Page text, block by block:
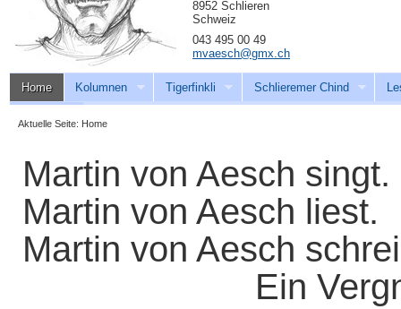
Home Kolumnen Tigerfinkli Schlieremer Chind
8952 Schlieren
Schweiz
043 495 00 49
mvaesch@gmx.ch
Aktuelle Seite: Home
Martin von Aesch singt.
Martin von Aesch liest.
Martin von Aesch
Ein